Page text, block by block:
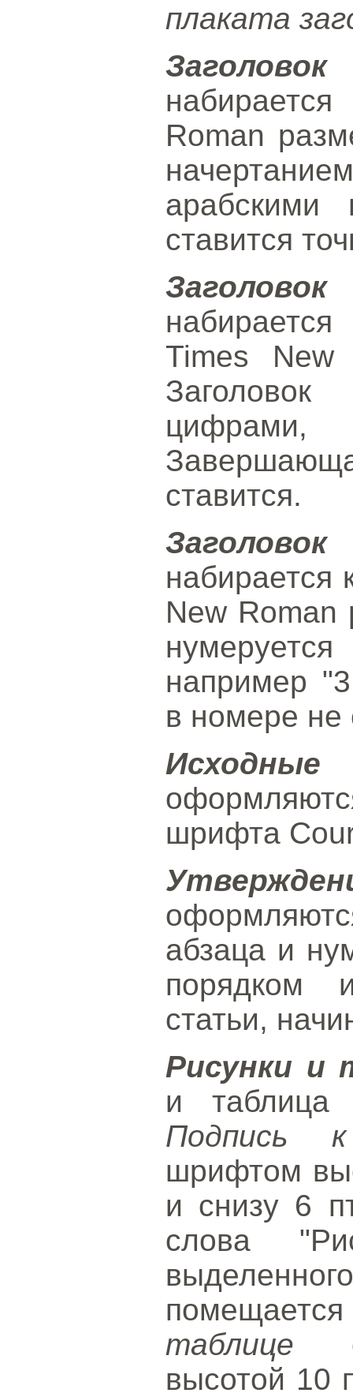
плаката
Roman
ставится
Times
ставится.
New Roman
например
в номере не
шрифта
абзаца и
порядком
статьи,
Рисунки и
и таблица
Подпись
шрифтом
и снизу 6
слова
таблице
высотой 10